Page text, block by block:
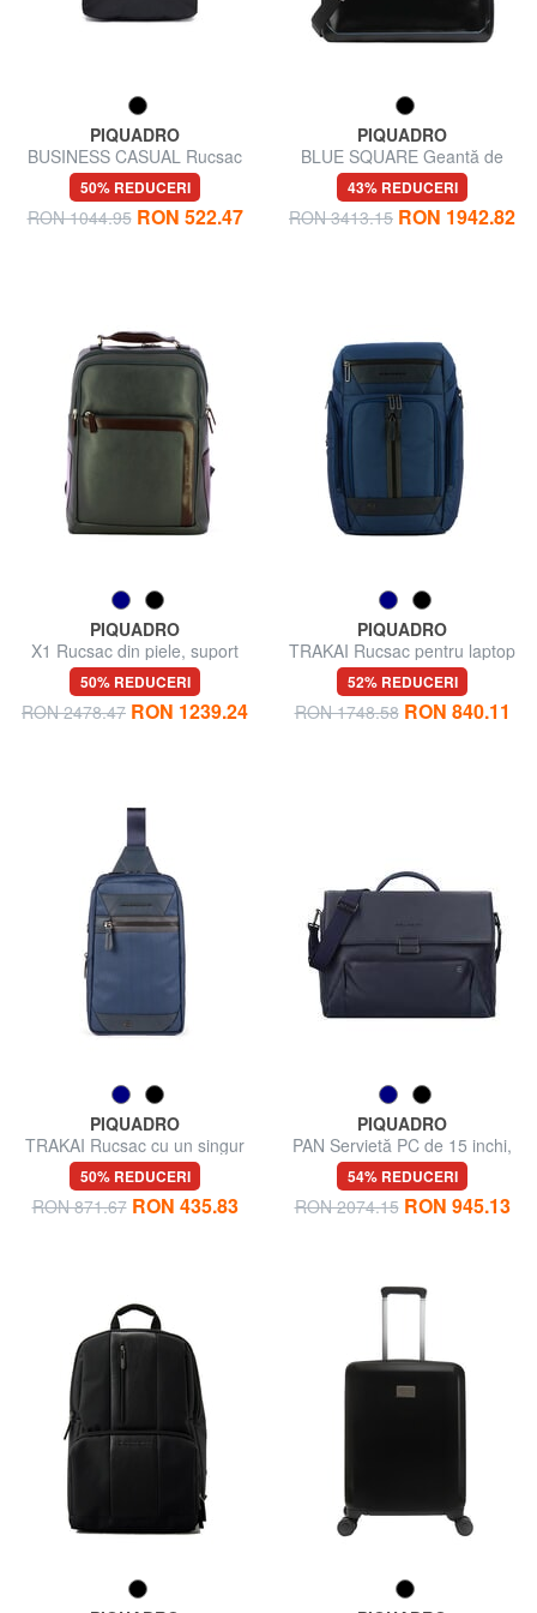
PIQUADRO
BUSINESS CASUAL Rucsac
pentru laptop de 14" din
material textil
50% REDUCERI
RON 1044.95 RON 522.47
PIQUADRO
BLUE SQUARE Geantă de
voiaj din piele
43% REDUCERI
RON 3413.15 RON 1942.82
PIQUADRO
X1 Rucsac din piele, suport
pentru pc de 15,6".
50% REDUCERI
RON 2478.47 RON 1239.24
PIQUADRO
TRAKAI Rucsac pentru laptop
de 14"
52% REDUCERI
RON 1748.58 RON 840.11
PIQUADRO
TRAKAI Rucsac cu un singur
umăr
50% REDUCERI
RON 871.67 RON 435.83
PIQUADRO
PAN Servietă PC de 15 inchi,
din piele
54% REDUCERI
RON 2074.15 RON 945.13